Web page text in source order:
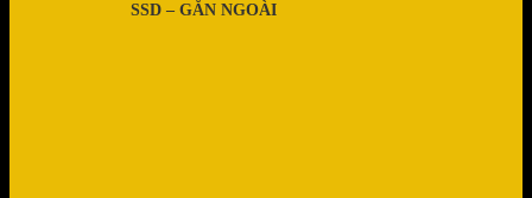
SSD – GẮN NGOÀI